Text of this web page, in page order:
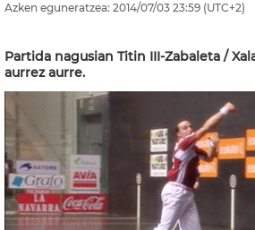
Azken eguneratzea: 2014/07/03 23:59 (UTC+2)
Partida nagusian Titin III-Zabaleta /
aurrez aurre.